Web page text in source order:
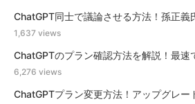
ChatGPT同士で議論させる方法！孫正義
1,637 views
ChatGPTのプラン確認方法を解説！最速
6,276 views
ChatGPTプラン変更方法！アップグレー